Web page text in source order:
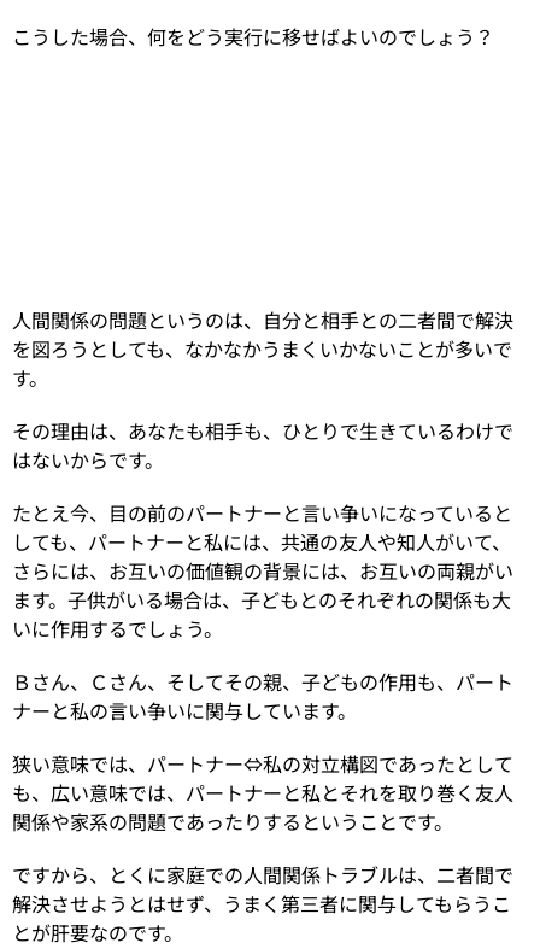
こうした場合、何をどう実行に移せばよいのでしょう？
人間関係の問題というのは、自分と相手との二者間で解決
を図ろうとしても、なかなかうまくいかないことが多いで
す。
その理由は、あなたも相手も、ひとりで生きているわけで
はないからです。
たとえ今、目の前のパートナーと言い争いになっていると
しても、パートナーと私には、共通の友人や知人がいて、
さらには、お互いの価値観の背景には、お互いの両親がい
ます。子供がいる場合は、子どもとのそれぞれの関係も大
いに作用するでしょう。
Ｂさん、Ｃさん、そしてその親、子どもの作用も、パート
ナーと私の言い争いに関与しています。
狭い意味では、パートナー⇔私の対立構図であったとして
も、広い意味では、パートナーと私とそれを取り巻く友人
関係や家系の問題であったりするということです。
ですから、とくに家庭での人間関係トラブルは、二者間で
解決させようとはせず、うまく第三者に関与してもらうこ
とが肝要なのです。